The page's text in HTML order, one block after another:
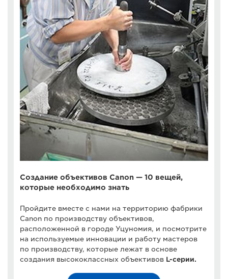
Создание объективов Canon — 10 вещей,
которые необходимо знать
Пройдите вместе с нами на территорию фабрики
Canon по производству объективов,
расположенной в городе Уцуномия, и посмотрите
на используемые инновации и работу мастеров
по производству, которые лежат в основе
создания высококлассных объективов L-серии.